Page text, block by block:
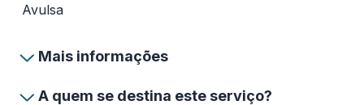
Avulsa
Mais informações
A quem se destina este serviço?